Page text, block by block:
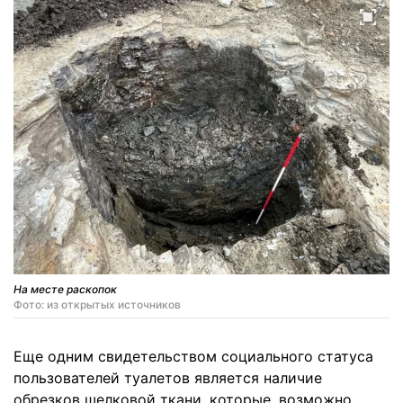
На месте раскопок
Фото: из открытых источников
Еще одним свидетельством социального статуса
пользователей туалетов является наличие
обрезков шелковой ткани, которые, возможно,